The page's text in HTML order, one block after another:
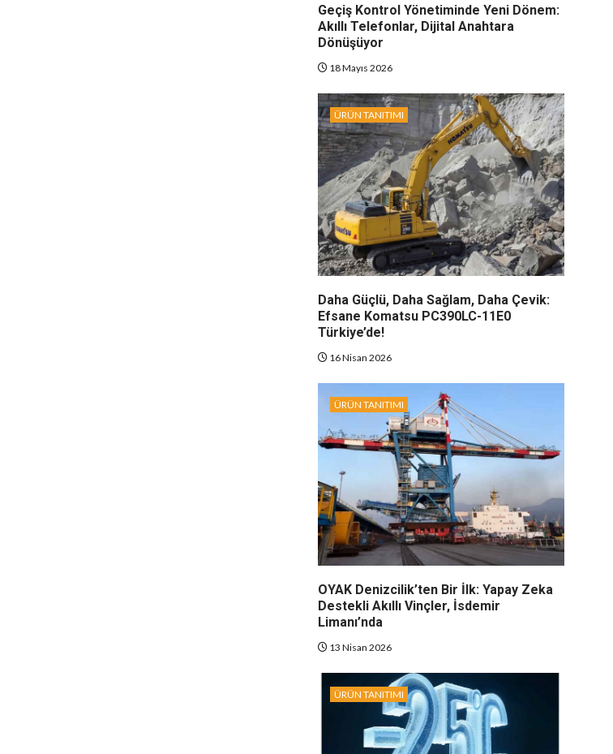
Geçiş Kontrol Yönetiminde Yeni Dönem:
Akıllı Telefonlar, Dijital Anahtara
Dönüşüyor
18 Mayıs 2026
ÜRÜN TANITIMI
Daha Güçlü, Daha Sağlam, Daha Çevik:
Efsane Komatsu PC390LC-11E0
Türkiye’de!
16 Nisan 2026
ÜRÜN TANITIMI
OYAK Denizcilik’ten Bir İlk: Yapay Zeka
Destekli Akıllı Vinçler, İsdemir
Limanı’nda
13 Nisan 2026
ÜRÜN TANITIMI